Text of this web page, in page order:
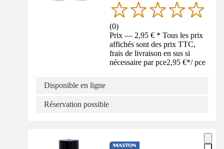
(0)
Prix — 2,95 € * Tous les prix
affichés sont des prix TTC,
frais de livraison en sus si
nécessaire par pce2,95 €*/ pce
Disponible en ligne
Réservation possible